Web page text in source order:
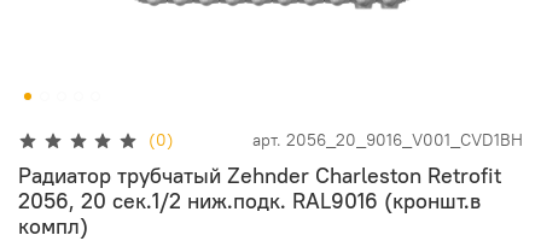
(0) арт. 2056_20_9016_V001_CVD1BH
Радиатор трубчатый Zehnder Charleston Retrofit
2056, 20 сек.1/2 ниж.подк. RAL9016 (кроншт.в
компл)